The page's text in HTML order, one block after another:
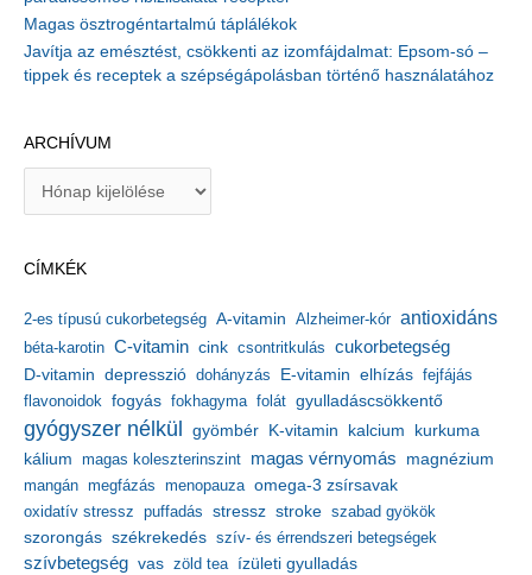
Magas ösztrogéntartalmú táplálékok
Javítja az emésztést, csökkenti az izomfájdalmat: Epsom-só –
tippek és receptek a szépségápolásban történő használatához
ARCHÍVUM
í
u
m
CÍMKÉK
2-es típusú cukorbetegség A-vitamin Alzheimer-kór antioxidáns
béta-karotin C-vitamin cink csontritkulás cukorbetegség
D-vitamin depresszió dohányzás E-vitamin elhízás fejfájás
flavonoidok fogyás fokhagyma folát gyulladáscsökkentő
gyógyszer nélkül gyömbér K-vitamin kalcium kurkuma
kálium magas koleszterinszint magas vérnyomás magnézium
mangán megfázás menopauza omega-3 zsírsavak
oxidatív stressz puffadás stressz stroke szabad gyökök
szorongás székrekedés szív- és érrendszeri betegségek
szívbetegség vas zöld tea ízületi gyulladás